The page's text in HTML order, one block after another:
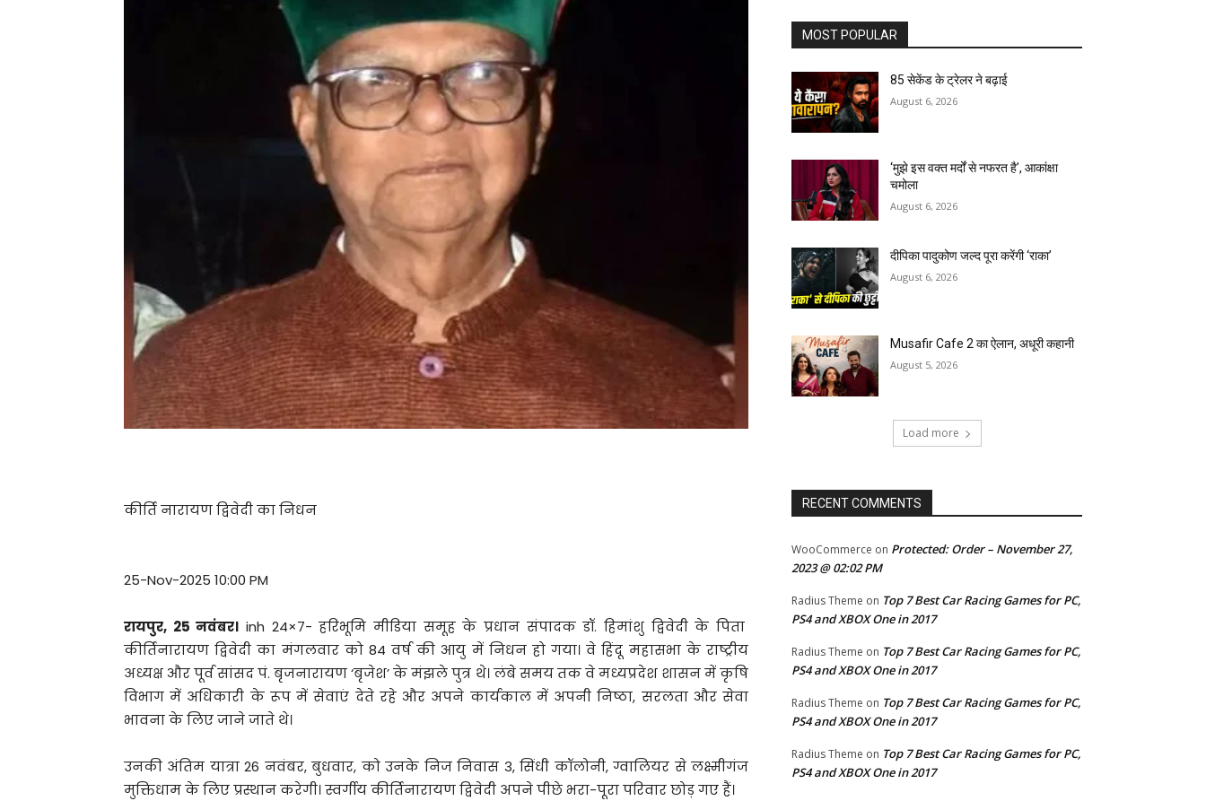
कीर्ति नारायण द्विवेदी का निधन
25-Nov-2025 10:00 PM
रायपुर, 25 नवंबर। inh 24×7- हरिभूमि मीडिया समूह के प्रधान संपादक डॉ. हिमांशु द्विवेदी के पिता
कीर्तिनारायण द्विवेदी का मंगलवार को 84 वर्ष की आयु में निधन हो गया। वे हिंदू महासभा के राष्ट्रीय
अध्यक्ष और पूर्व सांसद पं. बृजनारायण ‘बृजेश’ के मंझले पुत्र थे। लंबे समय तक वे मध्यप्रदेश शासन में कृषि
विभाग में अधिकारी के रूप में सेवाएं देते रहे और अपने कार्यकाल में अपनी निष्ठा, सरलता और सेवा
भावना के लिए जाने जाते थे।
उनकी अंतिम यात्रा 26 नवंबर, बुधवार, को उनके निज निवास 3, सिंधी कॉलोनी, ग्वालियर से लक्ष्मीगंज
मुक्तिधाम के लिए प्रस्थान करेगी। स्वर्गीय कीर्तिनारायण द्विवेदी अपने पीछे भरा-पूरा परिवार छोड़ गए हैं।
MOST POPULAR
85 सेकेंड के ट्रेलर ने बढ़ाई
August 6, 2026
‘मुझे इस वक्त मर्दों से नफरत है’, आकांक्षा
चमोला
August 6, 2026
दीपिका पादुकोण जल्द पूरा करेंगी ‘राका’
August 6, 2026
Musafir Cafe 2 का ऐलान, अधूरी कहानी
August 5, 2026
Load more
RECENT COMMENTS
WooCommerce on Protected: Order – November 27,
2023 @ 02:02 PM
Radius Theme on Top 7 Best Car Racing Games for PC,
PS4 and XBOX One in 2017
Radius Theme on Top 7 Best Car Racing Games for PC,
PS4 and XBOX One in 2017
Radius Theme on Top 7 Best Car Racing Games for PC,
PS4 and XBOX One in 2017
Radius Theme on Top 7 Best Car Racing Games for PC,
PS4 and XBOX One in 2017